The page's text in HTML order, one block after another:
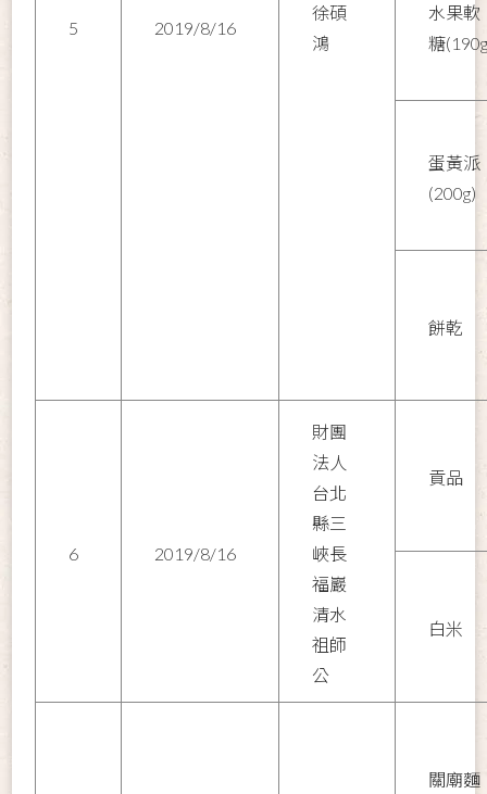
5 2019/8/16
徐碩
鴻
水果軟
糖
蛋黃派
(200g)
餅乾
6 2019/8/16
財團
法人
台北
縣三
峽長
福巖
清水
祖師
公
貢品
白米
關廟麵